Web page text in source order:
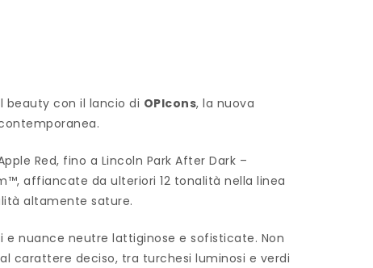
beauty con il lancio di OPIcons, la nuova
Red, fino a Lincoln Park After Dark –
affiancate da ulteriori 12 tonalità nella linea
altamente sature.
nuance neutre lattiginose e sofisticate. Non
carattere deciso, tra turchesi luminosi e verdi